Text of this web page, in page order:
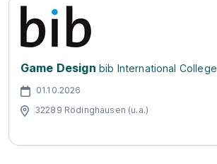
Game Design bib International College
01.10.2026
32289 Rödinghausen (u.a.)